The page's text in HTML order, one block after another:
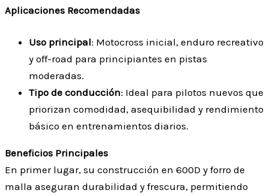
Aplicaciones Recomendadas
Uso principal: Motocross inicial, enduro recreativo
y off-road para principiantes en pistas
moderadas.
Tipo de conducción: Ideal para pilotos nuevos que
priorizan comodidad, asequibilidad y rendimiento
básico en entrenamientos diarios.
Beneficios Principales
En primer lugar, su construcción en 600D y forro de
malla aseguran durabilidad y frescura, permitiendo